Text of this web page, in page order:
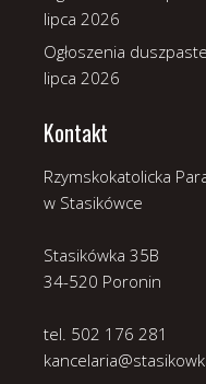
lipca 2026
Ogłoszenia
lipca 2026
Kontakt
Rzymskokatolicka
w Stasikówce
Stasikówka 35B
34-520 Poronin
tel. 502 176 281